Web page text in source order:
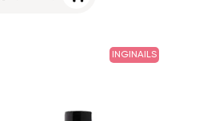
INGINAILS